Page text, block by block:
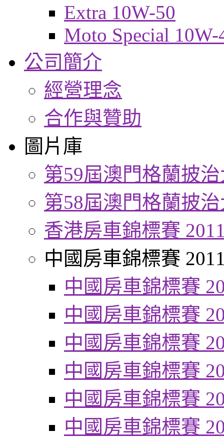
Extra 10W-50
Moto Special 10W-
公司簡介
經營理念
合作與贊助
圖片庫
第59屆澳門格蘭披
第58屆澳門格蘭披
香港房車錦標賽
中國房車錦標賽
中國房車錦標賽
中國房車錦標賽
中國房車錦標賽
中國房車錦標賽
中國房車錦標賽
中國房車錦標賽